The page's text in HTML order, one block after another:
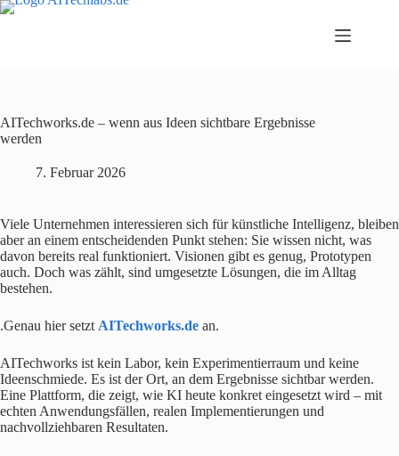
Zum
AITechworks.de – wenn aus Ideen sichtbare Ergebnisse
werden
7. Februar 2026
Viele Unternehmen interessieren sich für künstliche Intelligenz, bleiben
aber an einem entscheidenden Punkt stehen: Sie wissen nicht, was
davon bereits real funktioniert. Visionen gibt es genug, Prototypen
auch. Doch was zählt, sind umgesetzte Lösungen, die im Alltag
bestehen.
.Genau hier setzt AITechworks.de an.
AITechworks ist kein Labor, kein Experimentierraum und keine
Ideenschmiede. Es ist der Ort, an dem Ergebnisse sichtbar werden.
Eine Plattform, die zeigt, wie KI heute konkret eingesetzt wird – mit
echten Anwendungsfällen, realen Implementierungen und
nachvollziehbaren Resultaten.